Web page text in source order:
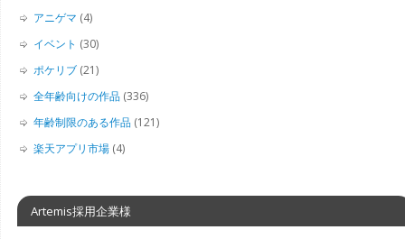
アニゲマ (4)
イベント (30)
ポケリブ (21)
全年齢向けの作品 (336)
年齢制限のある作品 (121)
楽天アプリ市場 (4)
Artemis採用企業様